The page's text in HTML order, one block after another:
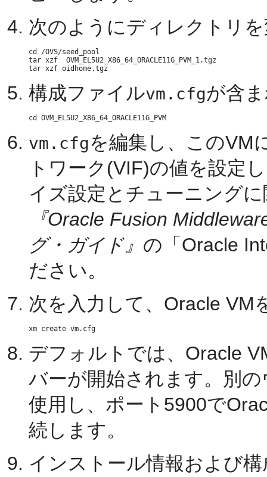
次のようにディレクトリ
cd /OVS/seed_pool
tar xzf  OVM_EL5U2_X86_64_ORACLE11G_PVM_1.tgz
構成ファイルvm.cfgが含
vm.cfgを編集し、このVM
トワーク(VIF)の値を設定
イズ設定とチューニング
『Oracle Fusion
グ・ガイド』 の「Oracle
ださい。
次を入力して、Oracle VM
デフォルトでは、Oracle
バーが開始されます。別
使用し、ポート5900で
続します。
インストール情報および